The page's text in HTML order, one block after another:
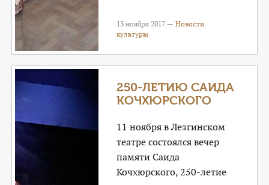
13 ноября 2017 —Новости
культуры
250-ЛЕТИЮ САИДА
КОЧХЮРСКОГО
11 ноября в Лезгинском
театре состоялся вечер
памяти Саида
Кочхюрского, 250-летие